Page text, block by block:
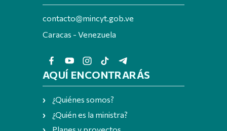
contacto@mincyt.gob.ve
Caracas - Venezuela
AQUÍ ENCONTRARÁS
¿Quiénes somos?
¿Quién es la ministra?